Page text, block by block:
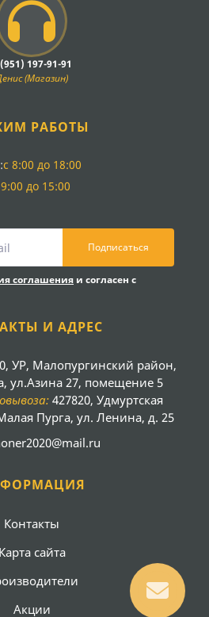
197-91-91
(Магазин)
РАБОТЫ
с 8:00 до 18:00
до 15:00
Подписаться
соглашения и согласен с
И АДРЕС
УР, Малопургинский район,
ул.Азина 27, помещение 5
427820, Удмуртская
Пурга, ул. Ленина, д. 25
Контакты
Карта сайта
Акции